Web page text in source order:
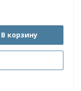
В корзину